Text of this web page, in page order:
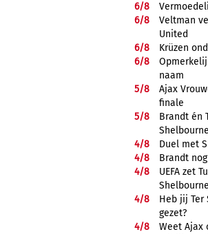
6/8
6/8
Veltman
United
6/8
Krüzen
6/8
naam
5/8
Ajax
finale
5/8
Brandt én
Shelbourne
4/8
Duel met
4/8
Brandt
4/8
UEFA zet
Shelbourne
4/8
Heb jij
gezet?
4/8
Weet Ajax